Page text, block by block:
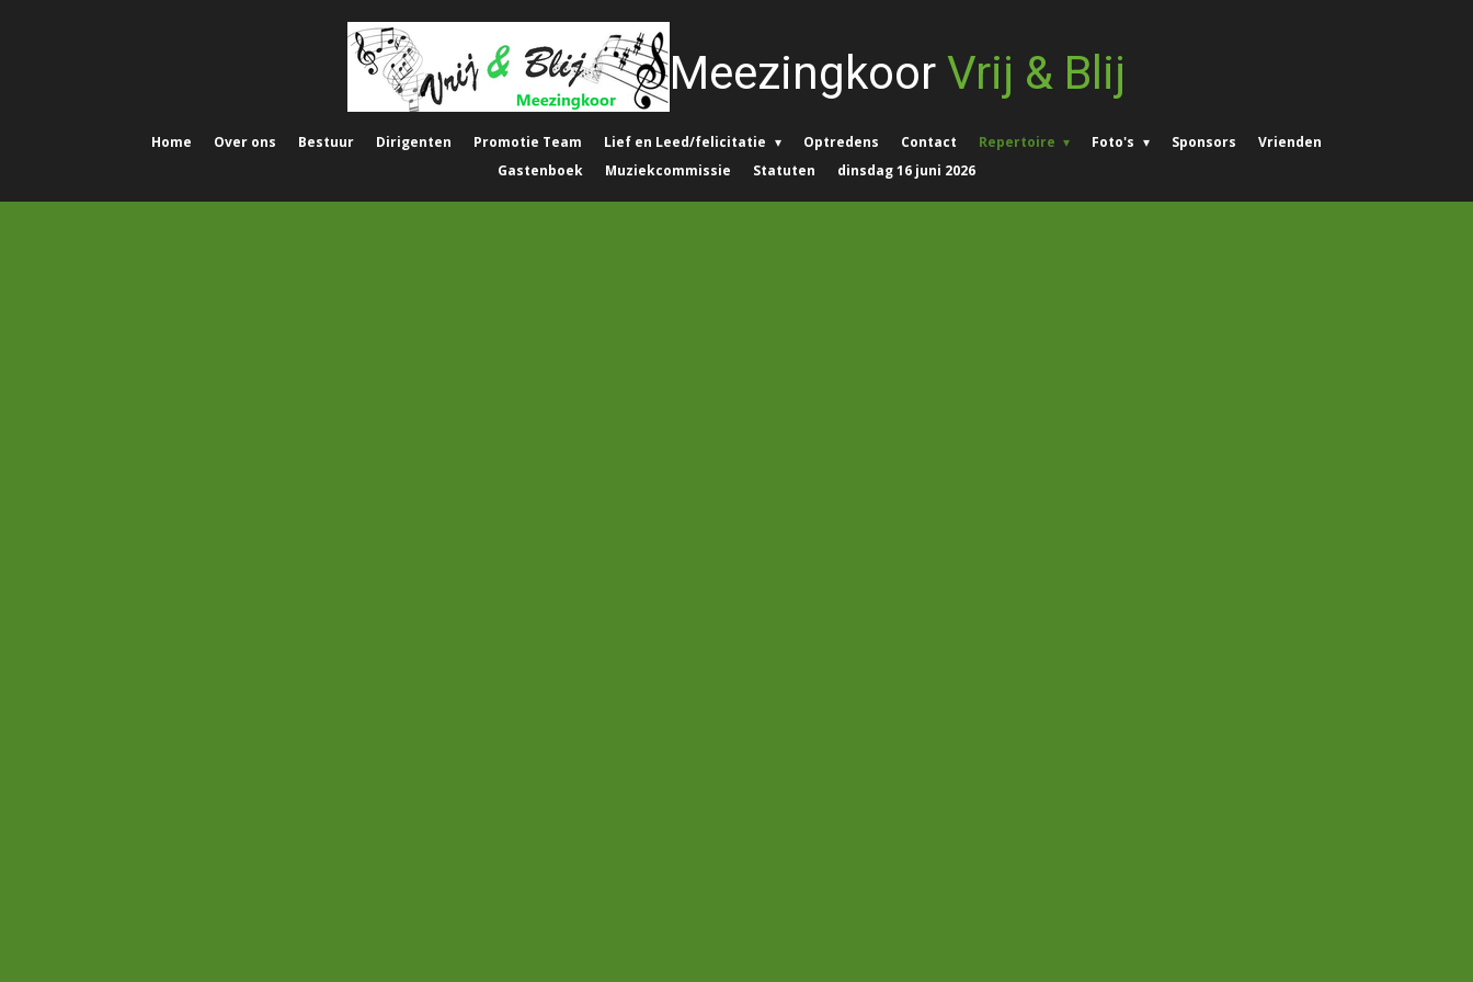
Meezingkoor Vrij & Blij
Home Over ons Bestuur Dirigenten Promotie Team Lief en Leed/felicitatie Optredens Contact Repertoire Foto's Sponsors
Vrienden
Gastenboek
Muziekcommissie Statuten dinsdag 16 juni 2026